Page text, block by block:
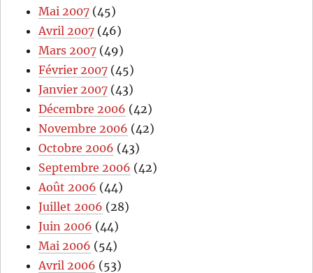
Mai 2007 (45)
Avril 2007 (46)
Mars 2007 (49)
Février 2007 (45)
Janvier 2007 (43)
Décembre 2006 (42)
Novembre 2006 (42)
Octobre 2006 (43)
Septembre 2006 (42)
Août 2006 (44)
Juillet 2006 (28)
Juin 2006 (44)
Mai 2006 (54)
Avril 2006 (53)